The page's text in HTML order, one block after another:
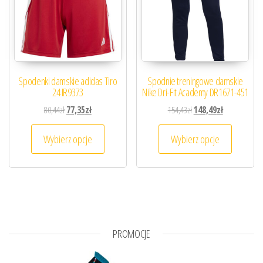
Spodenki damskie adidas Tiro
24 IR9373
80,44złPierwotna cena wynosiła: 80,44zł.
77,35złAktualna cena wynosi: 77,35zł.
Wybierz opcje
Ten produkt ma wiele wariantów. Opcje
Spodnie treningowe damskie
Nike Dri-Fit Academy DR1671-451
154,43złPierwotna cena
148,49złAktualna
Wybierz opcje
Ten
PROMOCJE